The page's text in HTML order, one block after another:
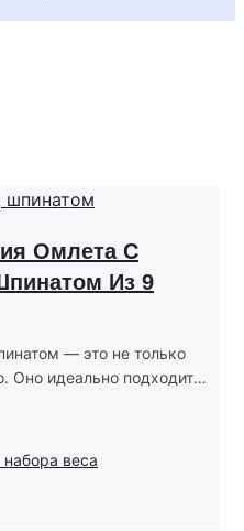
Омлета С
Из 9
— это не только
Оно идеально подходит
веса